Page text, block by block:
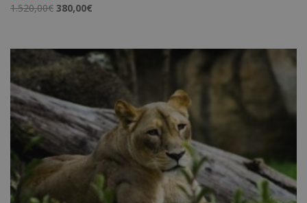
Valutato
5.00
1.520,00€ Il
era:
1.520,00€.
380,00€
è:
380,00€.